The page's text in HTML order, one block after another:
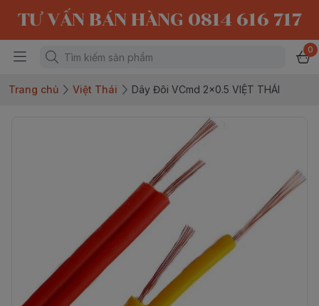
TƯ VẤN BÁN HÀNG 0814 616 717
0
Trang chủ Việt Thái Dây Đôi VCmd 2x0.5 VIỆT THÁI